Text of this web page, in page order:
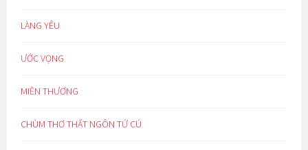
LÀNG YÊU
ƯỚC VỌNG
MIỀN THƯƠNG
CHÙM THƠ THẤT NGÔN TỨ CÚ